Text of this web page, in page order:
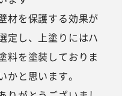
材を保護する効果が
定し、上塗りにはハ
料を塗装しておりま
かと思います。